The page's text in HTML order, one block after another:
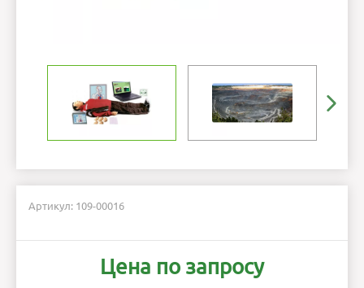
Артикул: 109-00016
Цена по запросу